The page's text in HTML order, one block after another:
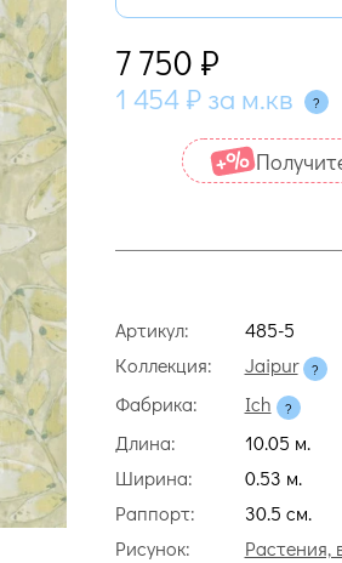
7 750 ₽
1 454 ₽ за м.кв
Артикул:
485-5
Коллекция:
Jaipur
Фабрика:
Ich
Длина:
10.05 м.
Ширина:
0.53 м.
Раппорт:
30.5 cм.
Рисунок:
Растения,